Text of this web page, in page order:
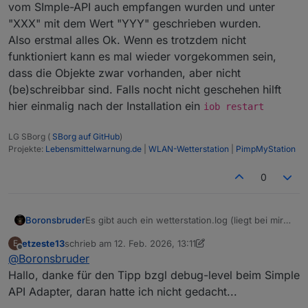
vom SImple-API auch empfangen wurden und unter
"XXX" mit dem Wert "YYY" geschrieben wurden.
Also erstmal alles Ok. Wenn es trotzdem nicht
funktioniert kann es mal wieder vorgekommen sein,
dass die Objekte zwar vorhanden, aber nicht
(be)schreibbar sind. Falls nocht nicht geschehen hilft
hier einmalig nach der Installation ein iob restart
LG SBorg ( SBorg auf GitHub)
Projekte: Lebensmittelwarnung.de WLAN-Wetterstation PimpMyStation
0
BoronsbruderEs gibt auch ein wetterstation.log (liegt bei mir
Du kannst auch den Simple-Api-Adapter auf
Debug stellen.
Dann sollte die Verbindung des Skripts zum
Adapter dokumentiert werden.
Achja und mit dem wetterstation.js sind die
Datenpunkte auch unter
"0_userdata.0.Wetterstation" angelegt worden?
E
Offline
etzeste13schrieb am 12. Feb. 2026, 13:11
zuletzt editiert von etzeste13 2. Dez. 2026, 14:20
@Boronsbruder
Hallo, danke für den Tipp bzgl debug-level beim Simple
API Adapter, daran hatte ich nicht gedacht...